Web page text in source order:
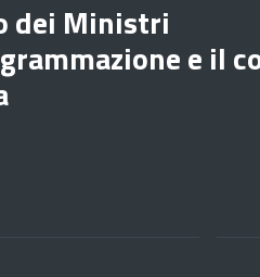
dei Ministri
e il